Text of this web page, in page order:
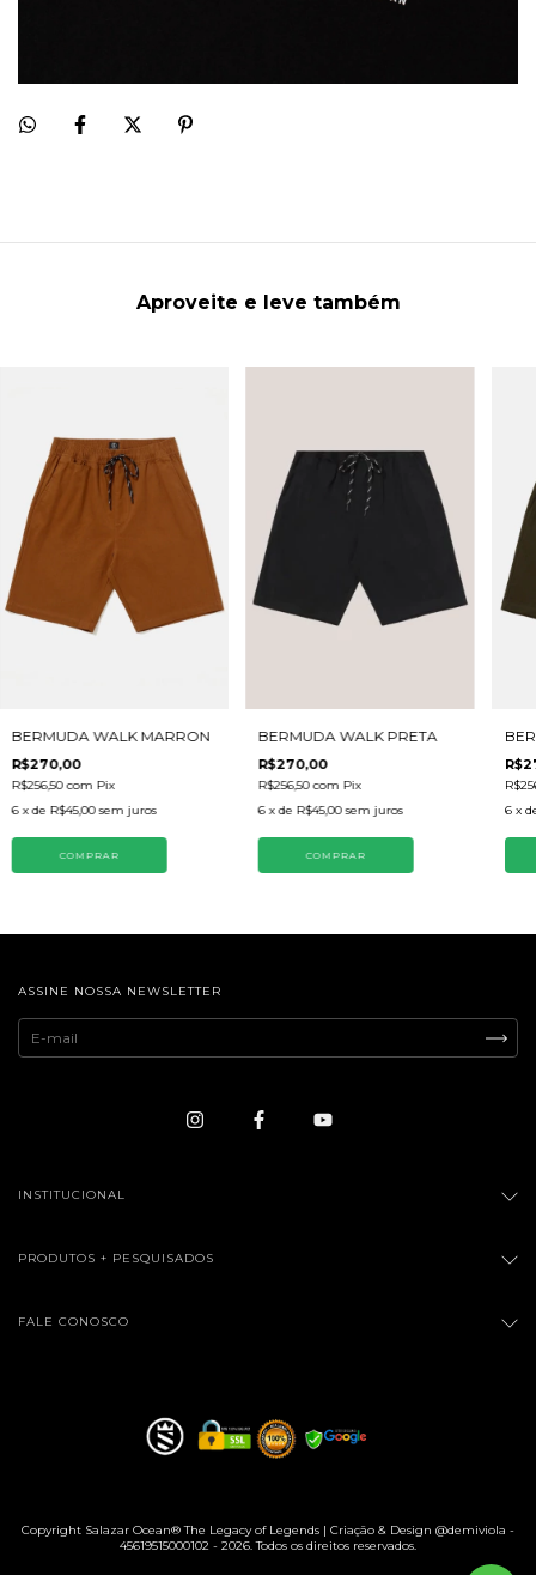
Aproveite e leve também
BERMUDA WALK MARRON
R$270,00
R$256,50com Pix
6 x de R$45,00 sem juros
COMPRAR
BERMUDA WALK PRETA
R$270,00
R$256,50com Pix
6 x de R$45,00 sem juros
COMPRAR
6 x
ASSINE NOSSA NEWSLETTER
INSTITUCIONAL
PRODUTOS + PESQUISADOS
FALE CONOSCO
Copyright Salazar Ocean®️ The Legacy of Legends | Criação & Design @demiviola -
45619515000102 - 2026. Todos os direitos reservados.